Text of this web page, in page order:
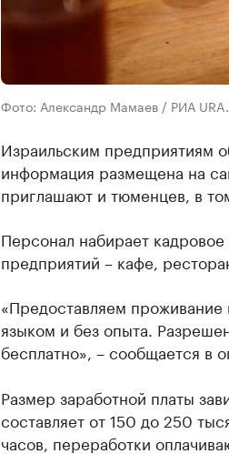
Фото: Александр Мамаев / РИА
Израильским предприятиям
информация размещена на
приглашают и тюменцев, в
Персонал набирает
предприятий – кафе,
«Предоставляем
языком и без опыта.
бесплатно», – сообщается в
Размер заработной платы
составляет от 150 до 250
часов, переработки